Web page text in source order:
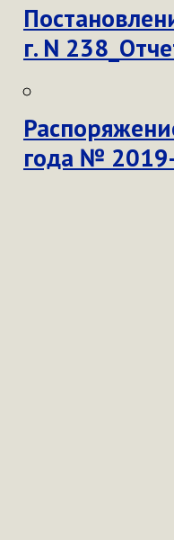
г. N
года №